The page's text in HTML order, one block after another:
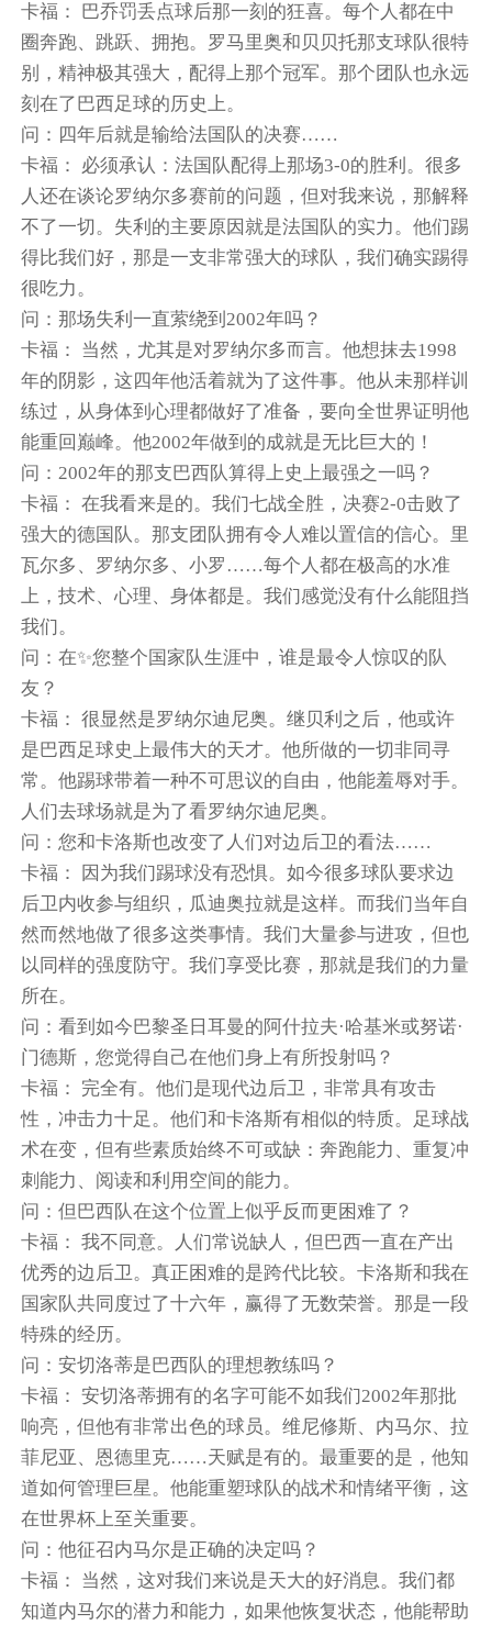
卡福： 巴乔罚丢点球后那一刻的狂喜。每个人都在中
圈奔跑、跳跃、拥抱。罗马里奥和贝贝托那支球队很特
别，精神极其强大，配得上那个冠军。那个团队也永远
刻在了巴西足球的历史上。
问：四年后就是输给法国队的决赛……
卡福： 必须承认：法国队配得上那场3-0的胜利。很多
人还在谈论罗纳尔多赛前的问题，但对我来说，那解释
不了一切。失利的主要原因就是法国队的实力。他们踢
得比我们好，那是一支非常强大的球队，我们确实踢得
很吃力。
问：那场失利一直萦绕到2002年吗？
卡福： 当然，尤其是对罗纳尔多而言。他想抹去1998
年的阴影，这四年他活着就为了这件事。他从未那样训
练过，从身体到心理都做好了准备，要向全世界证明他
能重回巅峰。他2002年做到的成就是无比巨大的！
问：2002年的那支巴西队算得上史上最强之一吗？
卡福： 在我看来是的。我们七战全胜，决赛2-0击败了
强大的德国队。那支团队拥有令人难以置信的信心。里
瓦尔多、罗纳尔多、小罗……每个人都在极高的水准
上，技术、心理、身体都是。我们感觉没有什么能阻挡
我们。
问：在✨您整个国家队生涯中，谁是最令人惊叹的队
友？
卡福： 很显然是罗纳尔迪尼奥。继贝利之后，他或许
是巴西足球史上最伟大的天才。他所做的一切非同寻
常。他踢球带着一种不可思议的自由，他能羞辱对手。
人们去球场就是为了看罗纳尔迪尼奥。
问：您和卡洛斯也改变了人们对边后卫的看法……
卡福： 因为我们踢球没有恐惧。如今很多球队要求边
后卫内收参与组织，瓜迪奥拉就是这样。而我们当年自
然而然地做了很多这类事情。我们大量参与进攻，但也
以同样的强度防守。我们享受比赛，那就是我们的力量
所在。
问：看到如今巴黎圣日耳曼的阿什拉夫·哈基米或努诺·
门德斯，您觉得自己在他们身上有所投射吗？
卡福： 完全有。他们是现代边后卫，非常具有攻击
性，冲击力十足。他们和卡洛斯有相似的特质。足球战
术在变，但有些素质始终不可或缺：奔跑能力、重复冲
刺能力、阅读和利用空间的能力。
问：但巴西队在这个位置上似乎反而更困难了？
卡福： 我不同意。人们常说缺人，但巴西一直在产出
优秀的边后卫。真正困难的是跨代比较。卡洛斯和我在
国家队共同度过了十六年，赢得了无数荣誉。那是一段
特殊的经历。
问：安切洛蒂是巴西队的理想教练吗？
卡福： 安切洛蒂拥有的名字可能不如我们2002年那批
响亮，但他有非常出色的球员。维尼修斯、内马尔、拉
菲尼亚、恩德里克……天赋是有的。最重要的是，他知
道如何管理巨星。他能重塑球队的战术和情绪平衡，这
在世界杯上至关重要。
问：他征召内马尔是正确的决定吗？
卡福： 当然，这对我们来说是天大的好消息。我们都
知道内马尔的潜力和能力，如果他恢复状态，他能帮助